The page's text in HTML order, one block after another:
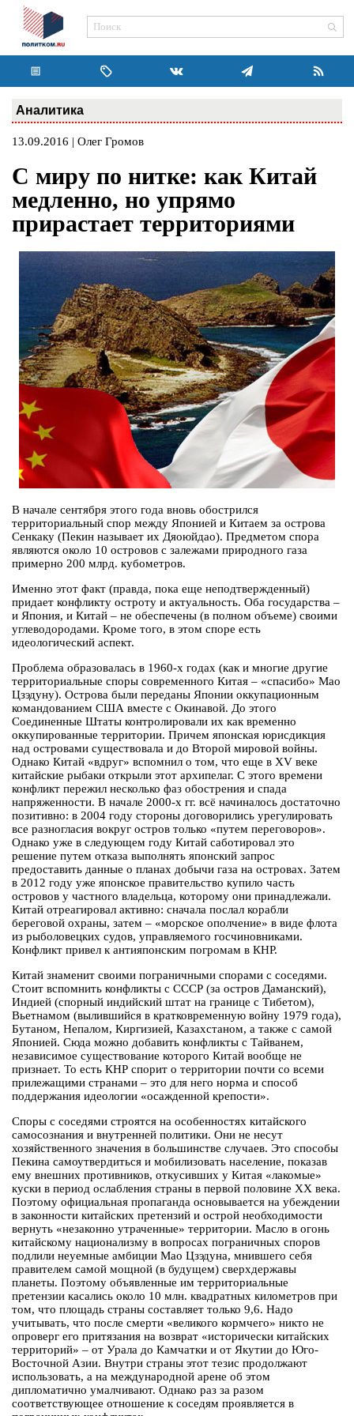
Аналитика
13.09.2016 | Олег Громов
С миру по нитке: как Китай
медленно, но упрямо
прирастает территориями
В начале сентября этого года вновь обострился
территориальный спор между Японией и Китаем за острова
Сенкаку (Пекин называет их Дяоюйдао). Предметом спора
являются около 10 островов с залежами природного газа
примерно 200 млрд. кубометров.
Именно этот факт (правда, пока еще неподтвержденный)
придает конфликту остроту и актуальность. Оба государства –
и Япония, и Китай – не обеспечены (в полном объеме) своими
углеводородами. Кроме того, в этом споре есть
идеологический аспект.
Проблема образовалась в 1960-х годах (как и многие другие
территориальные споры современного Китая – «спасибо» Мао
Цзэдуну). Острова были переданы Японии оккупационным
командованием США вместе с Окинавой. До этого
Соединенные Штаты контролировали их как временно
оккупированные территории. Причем японская юрисдикция
над островами существовала и до Второй мировой войны.
Однако Китай «вдруг» вспомнил о том, что еще в XV веке
китайские рыбаки открыли этот архипелаг. С этого времени
конфликт пережил несколько фаз обострения и спада
напряженности. В начале 2000-х гг. всё начиналось достаточно
позитивно: в 2004 году стороны договорились урегулировать
все разногласия вокруг остров только «путем переговоров».
Однако уже в следующем году Китай саботировал это
решение путем отказа выполнять японский запрос
предоставить данные о планах добычи газа на островах. Затем
в 2012 году уже японское правительство купило часть
островов у частного владельца, которому они принадлежали.
Китай отреагировал активно: сначала послал корабли
береговой охраны, затем – «морское ополчение» в виде флота
из рыболовецких судов, управляемого госчиновниками.
Конфликт привел к антияпонским погромам в КНР.
Китай знаменит своими пограничными спорами с соседями.
Стоит вспомнить конфликты с СССР (за остров Даманский),
Индией (спорный индийский штат на границе с Тибетом),
Вьетнамом (вылившийся в кратковременную войну 1979 года),
Бутаном, Непалом, Киргизией, Казахстаном, а также с самой
Японией. Сюда можно добавить конфликты с Тайванем,
независимое существование которого Китай вообще не
признает. То есть КНР спорит о территории почти со всеми
прилежащими странами – это для него норма и способ
поддержания идеологии «осажденной крепости».
Споры с соседями строятся на особенностях китайского
самосознания и внутренней политики. Они не несут
хозяйственного значения в большинстве случаев. Это способы
Пекина самоутвердиться и мобилизовать население, показав
ему внешних противников, откусивших у Китая «лакомые»
куски в период ослабления страны в первой половине XX века.
Поэтому официальная пропаганда основывается на убеждении
в законности китайских претензий и острой необходимости
вернуть «незаконно утраченные» территории. Масло в огонь
китайскому национализму в вопросах пограничных споров
подлили неуемные амбиции Мао Цзэдуна, мнившего себя
правителем самой мощной (в будущем) сверхдержавы
планеты. Поэтому объявленные им территориальные
претензии касались около 10 млн. квадратных километров при
том, что площадь страны составляет только 9,6. Надо
учитывать, что после смерти «великого кормчего» никто не
опроверг его притязания на возврат «исторически китайских
территорий» – от Урала до Камчатки и от Якутии до Юго-
Восточной Азии. Внутри страны этот тезис продолжают
использовать, а на международной арене об этом
дипломатично умалчивают. Однако раз за разом
соответствующее отношение к соседям проявляется в